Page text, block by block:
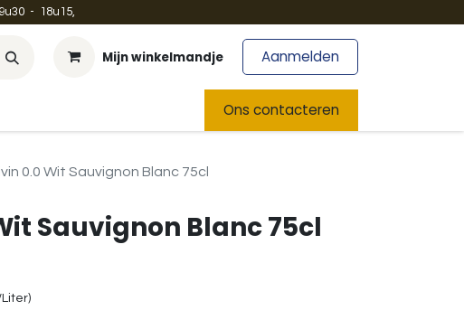
- 18u15,
Mijn winkelmandje Aanmelden
Ons contacteren
0.0 Wit Sauvignon Blanc 75cl
Sauvignon Blanc 75cl
Liter)